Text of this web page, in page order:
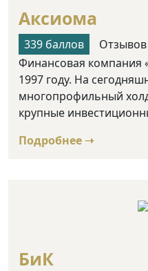
Аксиома
339 баллов
Финансовая
1997 году. На
многопрофильный
крупные
Подробнее ➝
БиК